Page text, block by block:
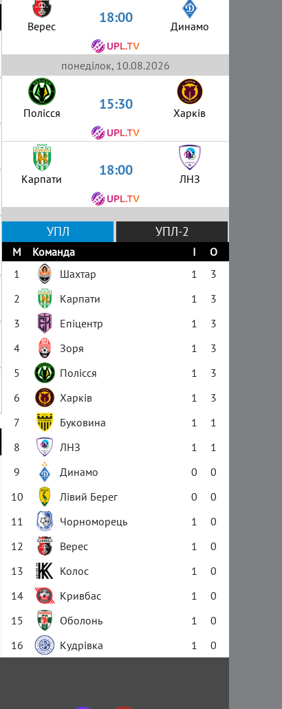
Верес 18:00 Динамо
понеділок, 10.08.2026
Полісся 15:30 Харків
Карпати 18:00 ЛНЗ
УПЛ УПЛ-2
М Команда І
О
1
Шахтар 1
3
2
Карпати 1
3
3
Епіцентр 1
3
4
Зоря 1
3
5
Полісся 1
3
6
Харків 1
3
7
Буковина 1
1
8
ЛНЗ 1
1
9
Динамо 0
0
10
Лівий Берег 0
0
11
Чорноморець 1
0
12
Верес 1
0
13
Колос 1
0
14
Кривбас 1
0
15
Оболонь 1
0
16
Кудрівка 1 0